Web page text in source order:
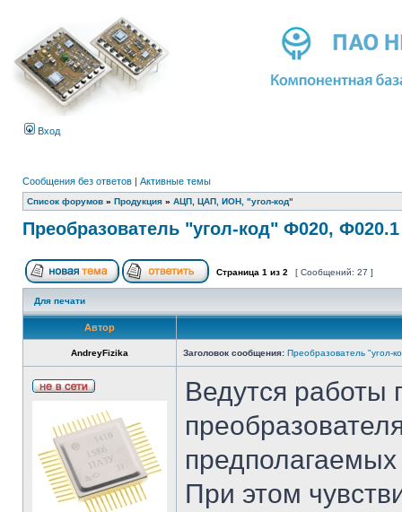
Вход
Сообщения без ответов | Активные темы
Список форумов » Продукция » АЦП, ЦАП, ИОН, "угол-код"
Преобразователь "угол-код" Ф020, Ф020.1
Страница 1 из 2 [ Сообщений: 27 ]
Для печати
Автор
AndreyFizika Заголовок сообщения: Преобразователь "угол-
Ведутся работы
При этом